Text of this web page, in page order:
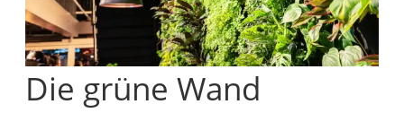
Die grüne Wand